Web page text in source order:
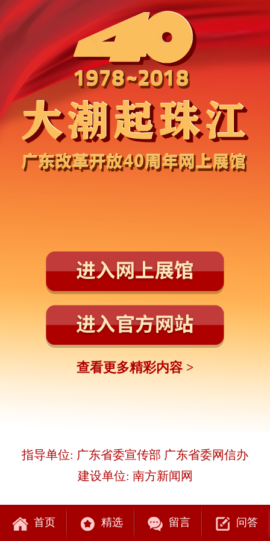
查看更多精彩内容 >
指导单位: 广东省委宣传部 广东省委网信办
建设单位: 南方新闻网
首页 精选 留言 问答